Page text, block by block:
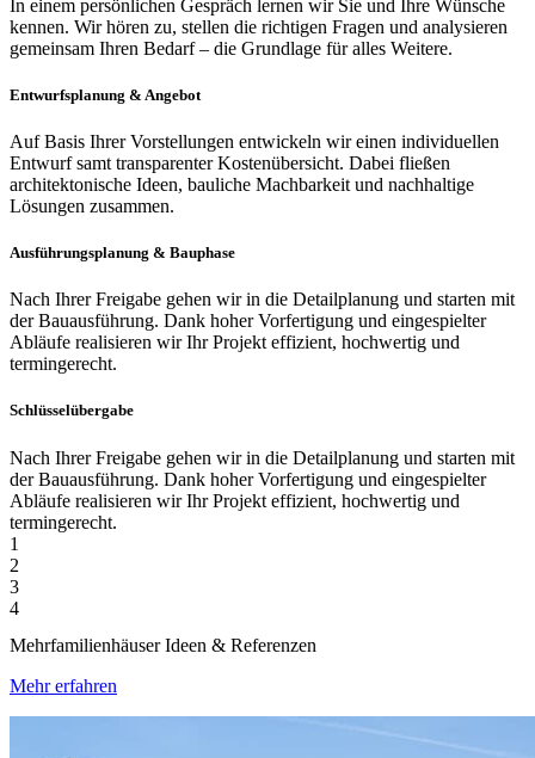
In einem persönlichen Gespräch lernen wir Sie und Ihre Wünsche
kennen. Wir hören zu, stellen die richtigen Fragen und analysieren
gemeinsam Ihren Bedarf – die Grundlage für alles Weitere.
Entwurfsplanung & Angebot
Auf Basis Ihrer Vorstellungen entwickeln wir einen individuellen
Entwurf samt transparenter Kostenübersicht. Dabei fließen
architektonische Ideen, bauliche Machbarkeit und nachhaltige
Lösungen zusammen.
Ausführungsplanung & Bauphase
Nach Ihrer Freigabe gehen wir in die Detailplanung und starten mit
der Bauausführung. Dank hoher Vorfertigung und eingespielter
Abläufe realisieren wir Ihr Projekt effizient, hochwertig und
termingerecht.
Schlüsselübergabe
Nach Ihrer Freigabe gehen wir in die Detailplanung und starten mit
der Bauausführung. Dank hoher Vorfertigung und eingespielter
Abläufe realisieren wir Ihr Projekt effizient, hochwertig und
termingerecht.
1
2
3
4
Mehrfamilienhäuser Ideen & Referenzen
Mehr erfahren